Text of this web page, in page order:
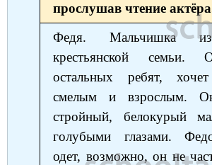
прослушав чтение
Федя. Мальчишка
крестьянской семьи.
остальных ребят,
смелым и взрослым.
стройный, белокурый
голубыми глазами.
одет, возможно, он не